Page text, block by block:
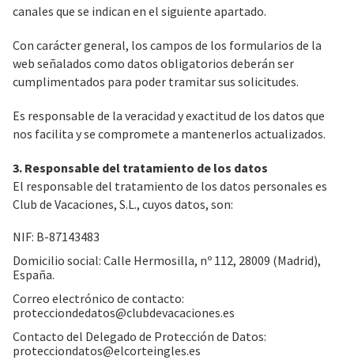
canales que se indican en el siguiente apartado.
Con carácter general, los campos de los formularios de la
web señalados como datos obligatorios deberán ser
cumplimentados para poder tramitar sus solicitudes.
Es responsable de la veracidad y exactitud de los datos que
nos facilita y se compromete a mantenerlos actualizados.
3. Responsable del tratamiento de los datos
El responsable del tratamiento de los datos personales es
Club de Vacaciones, S.L., cuyos datos, son:
NIF: B-87143483
Domicilio social: Calle Hermosilla, nº 112, 28009 (Madrid),
España.
Correo electrónico de contacto:
protecciondedatos@clubdevacaciones.es
Contacto del Delegado de Protección de Datos:
protecciondatos@elcorteingles.es